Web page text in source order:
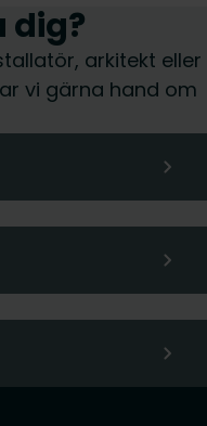
dig?
arkitekt eller
vi gärna hand om